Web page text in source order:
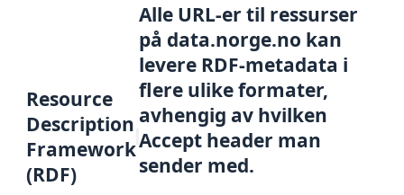
Resource
Description
Framework
(RDF)
Alle URL-er til ressurser
på data.norge.no kan
levere RDF-metadata i
flere ulike formater,
avhengig av hvilken
Accept header man
sender med.